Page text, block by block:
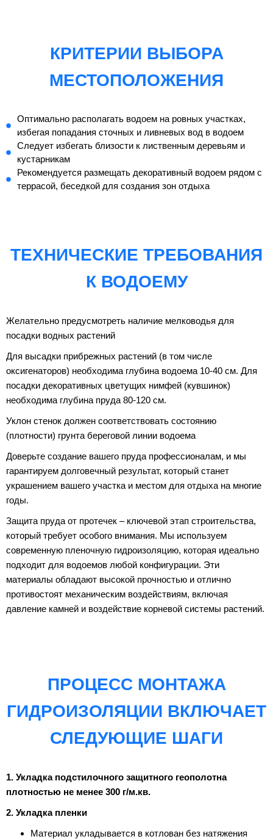
КРИТЕРИИ ВЫБОРА
МЕСТОПОЛОЖЕНИЯ
Оптимально располагать водоем на ровных участках,
избегая попадания сточных и ливневых вод в водоем
Следует избегать близости к лиственным деревьям и
кустарникам
Рекомендуется размещать декоративный водоем рядом с
террасой, беседкой для создания зон отдыха
ТЕХНИЧЕСКИЕ ТРЕБОВАНИЯ
К ВОДОЕМУ
Желательно предусмотреть наличие мелководья для
посадки водных растений
Для высадки прибрежных растений (в том числе
оксигенаторов) необходима глубина водоема 10-40 см. Для
посадки декоративных цветущих нимфей (кувшинок)
необходима глубина пруда 80-120 см.
Уклон стенок должен соответствовать состоянию
(плотности) грунта береговой линии водоема
Доверьте создание вашего пруда профессионалам, и мы
гарантируем долговечный результат, который станет
украшением вашего участка и местом для отдыха на многие
годы.
Защита пруда от протечек – ключевой этап строительства,
который требует особого внимания. Мы используем
современную пленочную гидроизоляцию, которая идеально
подходит для водоемов любой конфигурации. Эти
материалы обладают высокой прочностью и отлично
противостоят механическим воздействиям, включая
давление камней и воздействие корневой системы растений.
ПРОЦЕСС МОНТАЖА
ГИДРОИЗОЛЯЦИИ ВКЛЮЧАЕТ
СЛЕДУЮЩИЕ ШАГИ
1. Укладка подстилочного защитного геополотна
плотностью не менее 300 г/м.кв.
2. Укладка пленки
Материал укладывается в котлован без натяжения